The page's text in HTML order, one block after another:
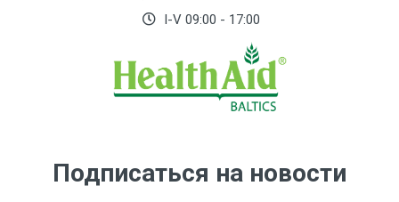
NRV - Эталонное значение питательных
* - NRV в ЕС ещё не установлена
I-V 09:00 - 17:00
Подписаться на новости